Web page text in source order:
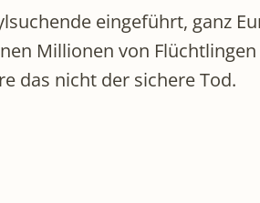
eingeführt, ganz
Millionen von
das nicht der sichere Tod.